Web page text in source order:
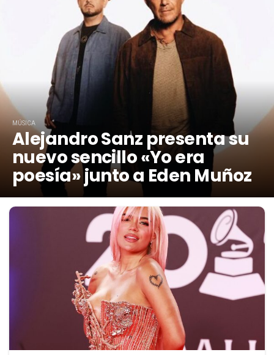
MÚSICA
Alejandro Sanz presenta su
nuevo sencillo «Yo era
poesía» junto a Eden Muñoz